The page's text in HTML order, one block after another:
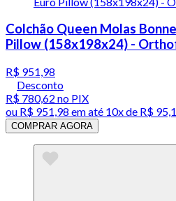
Colchão Queen Molas
Pillow (158x198x24) -
R$ 951,98
Desconto
R$ 780,62 no PIX
ou R$ 951,98 em até 10x de R$
COMPRAR AGORA